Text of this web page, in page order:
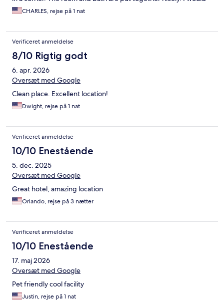
stay here again.
CHARLES, rejse på 1 nat
Verificeret anmeldelse
8/10 Rigtig godt
6. apr. 2026
Oversæt med Google
Clean place. Excellent location!
Dwight, rejse på 1 nat
Verificeret anmeldelse
10/10 Enestående
5. dec. 2025
Oversæt med Google
Great hotel, amazing location
Orlando, rejse på 3 nætter
Verificeret anmeldelse
10/10 Enestående
17. maj 2026
Oversæt med Google
Pet friendly cool facility
Justin, rejse på 1 nat